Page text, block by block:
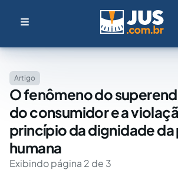
Artigo
O fenômeno do
do consumidor e a
princípio da dignidade da
humana
Exibindo página 2 de 3